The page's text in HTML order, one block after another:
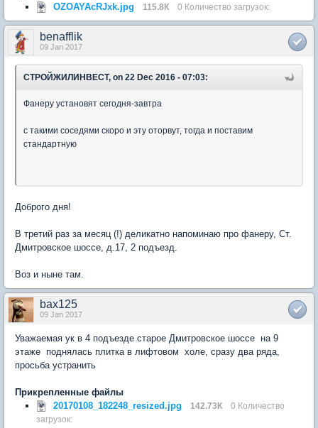
OZOAYAcRJxk.jpg
115.8К 0 Количество загрузок:
benafflik
09 Jan 2017
СТРОЙЖИЛИНВЕСТ, on 22 Dec 2016 - 07:03:
Фанеру установят сегодня-завтра
с такими соседями скоро и эту оторвут, тогда и поставим
стандартную
Доброго дня!
В третий раз за месяц (!) деликатно напоминаю про фанеру, Ст.
Дмитровское шоссе, д.17, 2 подъезд.
Воз и ныне там.
bax125
09 Jan 2017
Уважаемая ук в 4 подъезде старое Дмитровское шоссе на 9
этаже поднялась плитка в лифтовом холе, сразу два ряда,
просьба устранить
Прикрепленные файлы
20170108_182248_resized.jpg
142.73К
0 Количество
загрузок: